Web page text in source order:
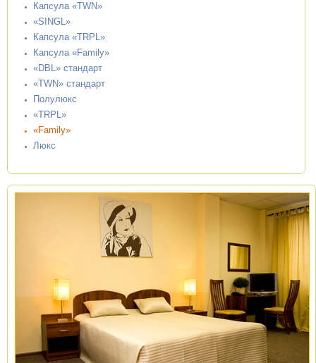
Капсула «TWN»
«SINGL»
Капсула «TRPL»
Капсула «Family»
«DBL» стандарт
«TWN» стандарт
Полулюкс
«TRPL»
«Family»
Люкс